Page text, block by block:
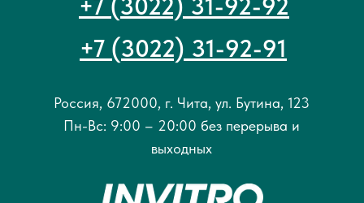
Россия, 672000, г. Чита, ул. Бутина, 123
Пн-Вс: 9:00 – 20:00 без перерыва и
выходных
+7 (3022) 31-92-91